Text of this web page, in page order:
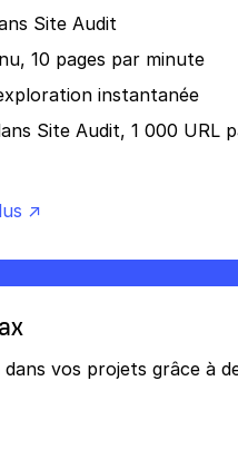
Site Audit
10 pages par minute
instantanée
Site Audit, 1 000 URL
↗
vos projets grâce à